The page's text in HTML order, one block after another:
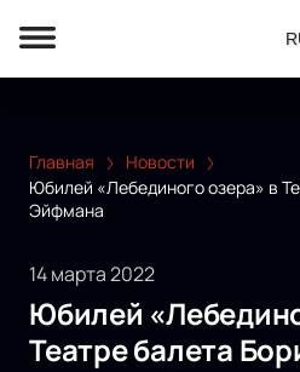
Главная
Новости
Юбилей «Лебединого озера» в
Эйфмана
14 марта 2022
Юбилей
Театре балета